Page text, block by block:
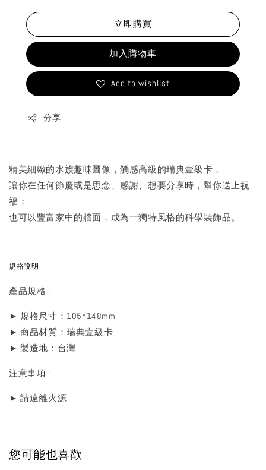
立即購買
加入購物車
Add to wishlist
分享
精美細緻的水族趣味圖像，觸感高級的瑞典壹級卡，
讓你在任何節慶或是思念、感謝、想要分享時，幫你送上祝
福；
也可以豐富家中的牆面，成為一獨特風格的科學裝飾品。
規格說明
產品規格 :
► 規格尺寸：105*148mm
► 商品材質：瑞典壹級卡
► 製造地：台灣
注意事項 :
► 請遠離火源
您可能也喜歡